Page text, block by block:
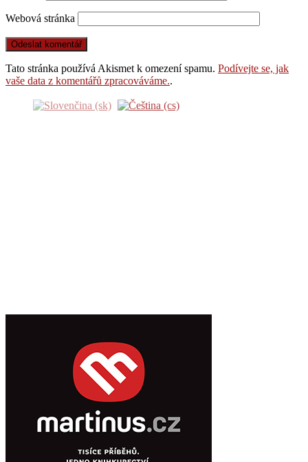
Webová stránka
Tato stránka používá Akismet k omezení spamu. Podívejte se, jak
vaše data z komentářů zpracováváme..